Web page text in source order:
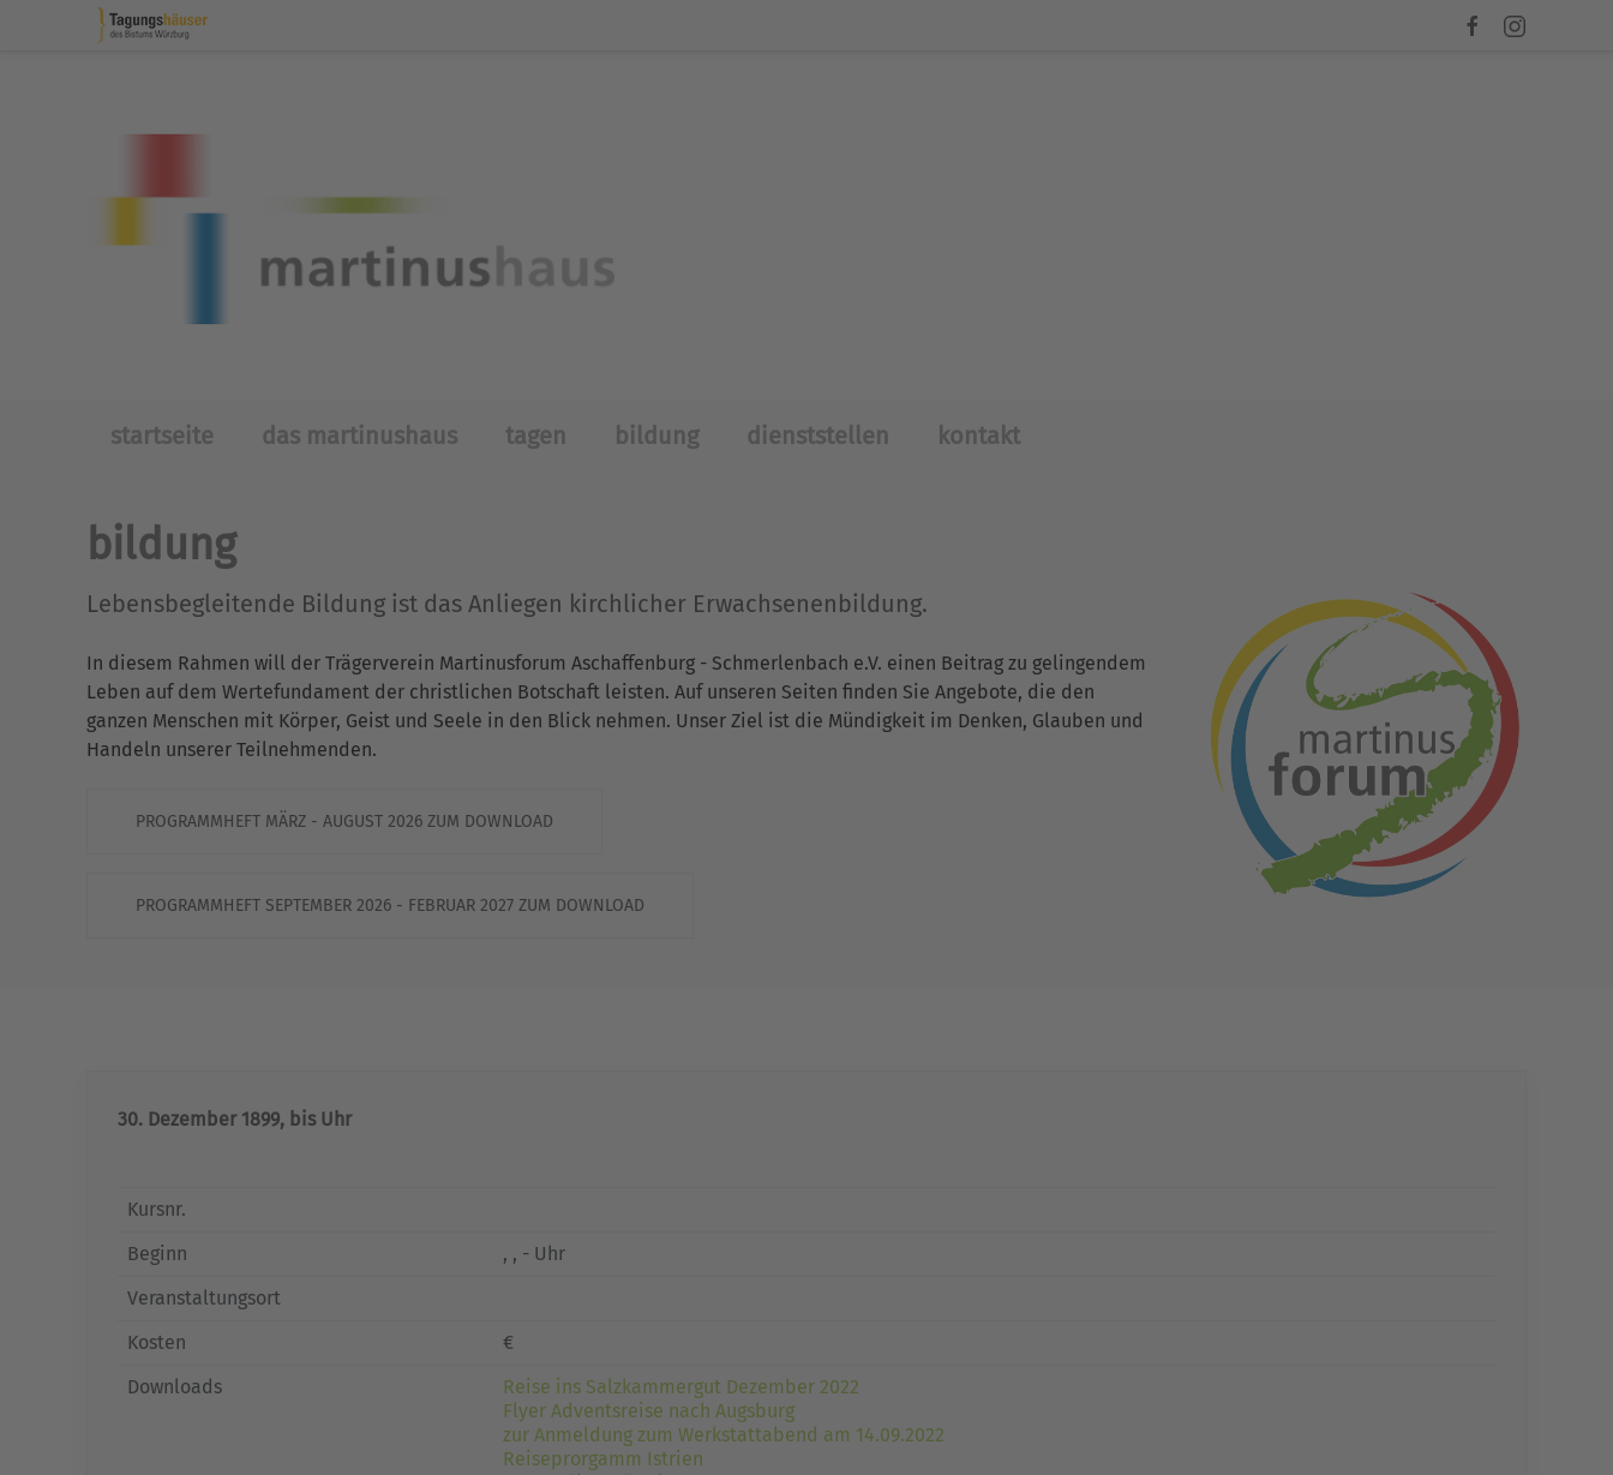
startseite das martinushaus tagen bildung dienststellen kontakt
bildung
Lebensbegleitende Bildung ist das Anliegen kirchlicher Erwachsenenbildung.
In diesem Rahmen will der Trägerverein Martinusforum Aschaffenburg - Schmerlenbach e.V. einen Beitrag zu gelingendem
Leben auf dem Wertefundament der christlichen Botschaft leisten. Auf unseren Seiten finden Sie Angebote, die den
ganzen Menschen mit Körper, Geist und Seele in den Blick nehmen. Unser Ziel ist die Mündigkeit im Denken, Glauben und
Handeln unserer Teilnehmenden.
PROGRAMMHEFT MÄRZ - AUGUST 2026 ZUM DOWNLOAD
PROGRAMMHEFT SEPTEMBER 2026 - FEBRUAR 2027 ZUM DOWNLOAD
30. Dezember 1899, bis Uhr
Kursnr.
Beginn
, , - Uhr
Veranstaltungsort
Kosten
€
Downloads
Reise ins Salzkammergut Dezember 2022
Flyer Adventsreise nach Augsburg
zur Anmeldung zum Werkstattabend am 14.09.2022
Reiseprorgamm Istrien